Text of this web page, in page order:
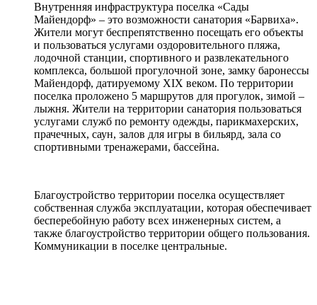
Внутренняя инфраструктура поселка «Сады
Майендорф» – это возможности санатория «Барвиха».
Жители могут беспрепятственно посещать его объекты
и пользоваться услугами оздоровительного пляжа,
лодочной станции, спортивного и развлекательного
комплекса, большой прогулочной зоне, замку баронессы
Майендорф, датируемому XIX веком. По территории
поселка проложено 5 маршрутов для прогулок, зимой –
лыжня. Жители на территории санатория пользоваться
услугами служб по ремонту одежды, парикмахерских,
прачечных, саун, залов для игры в бильярд, зала со
спортивными тренажерами, бассейна.
Благоустройство территории поселка осуществляет
собственная служба эксплуатации, которая обеспечивает
бесперебойную работу всех инженерных систем, а
также благоустройство территории общего пользования.
Коммуникации в поселке центральные.